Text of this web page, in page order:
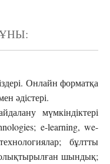
Онлайн форматқа
әдістері.
мүмкіндіктері
e-learning, we-
бұлтты
шындық;